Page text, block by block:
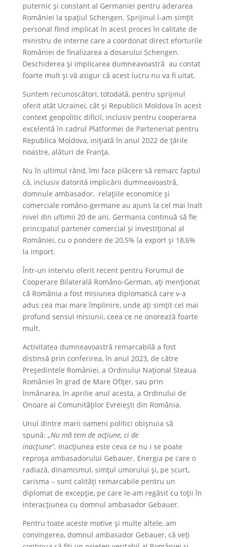
puternic și constant al Germaniei pentru aderarea
României la spațiul Schengen. Sprijinul l-am simțit
personal fiind implicat în acest proces în calitate de
ministru de interne care a coordonat direct eforturile
României de finalizarea a dosarului Schengen.
Deschiderea și implicarea dumneavoastră au contat
foarte mult și vă asigur că acest lucru nu va fi uitat.
Suntem recunoscători, totodată, pentru sprijinul
oferit atât Ucrainei, cât și Republicii Moldova în acest
context geopolitic dificil, inclusiv pentru cooperarea
excelentă în cadrul Platformei de Parteneriat pentru
Republica Moldova, inițiată în anul 2022 de țările
noastre, alături de Franța.
Nu în ultimul rând, îmi face plăcere să remarc faptul
că, inclusiv datorită implicării dumneavoastră,
domnule ambasador, relațiile economice și
comerciale româno-germane au ajuns la cel mai înalt
nivel din ultimii 20 de ani. Germania continuă să fie
principalul partener comercial și investițional al
României, cu o pondere de 20,5% la export și 18,6%
la import.
Într-un interviu oferit recent pentru Forumul de
Cooperare Bilaterală Româno-German, ați menționat
că România a fost misiunea diplomatică care v-a
adus cea mai mare împlinire, unde ați simțit cel mai
profund sensul misiunii, ceea ce ne onorează foarte
mult.
Activitatea dumneavoastră remarcabilă a fost
distinsă prin conferirea, în anul 2023, de către
Președintele României, a Ordinului Național Steaua
României în grad de Mare Ofițer, sau prin
înmânarea, în aprilie anul acesta, a Ordinului de
Onoare al Comunităților Evreiești din România.
Unul dintre marii oameni politici obișnuia să
spună: „Nu mă tem de acțiune, ci de
inacțiune”. Inacțiunea este ceva ce nu i se poate
reproșa ambasadorului Gebauer. Energia pe care o
radiază, dinamismul, simțul umorului și, pe scurt,
carisma – sunt calități remarcabile pentru un
diplomat de excepție, pe care le-am regăsit cu toții în
interacțiunea cu domnul ambasador Gebauer.
Pentru toate aceste motive și multe altele, am
convingerea, domnul ambasador Gebauer, că veți